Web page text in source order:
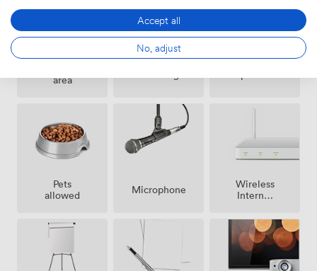
Umsetzung eurer Ideen.
area
Pets
allowed
Microphone
Wireless
Internet
Accept all
No, adjust